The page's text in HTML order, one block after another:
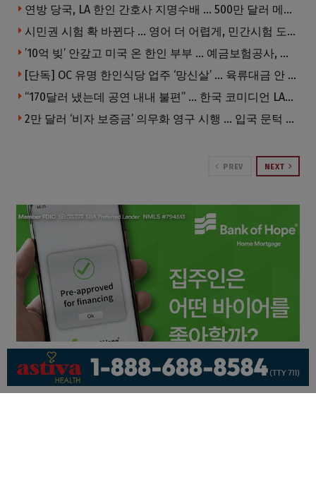
연방 당국, LA 한인 간호사 지명수배 … 500만 달러 메디캐어 사기, 선고 직전 한국 도주
시민권 시험 확 바뀐다 … 영어 더 어렵게, 민간시험 도입 추진
’10억 빚’ 안갚고 미국 온 한인 부부 … 예금보험공사, 미국서 소송
[단독] OC 유명 한인식당 업주 ‘망신살’ … 육류대금 안 갚자 식당서 공개추심
“170달러 냈는데 공연 내내 불편” … 한국 코미디언 LA공연, 음향 불량에 외모 비하 개그 논란
2만 달러 ‘비자 보증금’ 의무화 영구 시행 … 입국 문턱 더 높아진다.
PREV NEXT